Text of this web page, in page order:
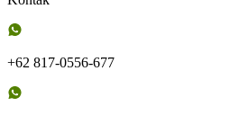
+62 817-0556-677